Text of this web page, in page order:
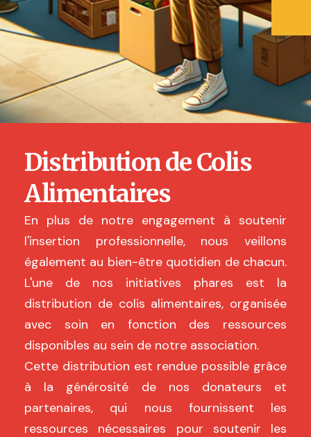
Distribution de Colis
Alimentaires
En plus de notre engagement à soutenir
l'insertion professionnelle, nous veillons
également au bien-être quotidien de chacun.
L'une de nos initiatives phares est la
distribution de colis alimentaires, organisée
avec soin en fonction des ressources
disponibles au sein de notre association.
Cette distribution est rendue possible grâce
à la générosité de nos donateurs et
partenaires, qui nous fournissent les
ressources nécessaires pour soutenir les